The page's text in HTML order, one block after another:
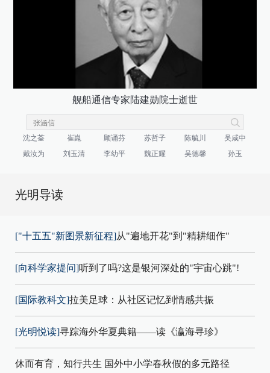
舰船通信专家陆建勋院士逝世
沈之荃 崔崑 顾诵芬 苏哲子 陈毓川
吴咸中
戴汝为
刘玉清 李幼平 魏正耀 吴德馨 孙玉
光明导读
["十五五"新图景新征程]从"遍地开花"到"精耕细作"
[向科学家提问]听到了吗?这是银河深处的"宇宙心跳"!
[国际教科文]拉美足球：从社区记忆到情感共振
[光明悦读]寻踪海外华夏典籍——读《瀛海寻珍》
休而有育，知行共生 国外中小学春秋假的多元路径